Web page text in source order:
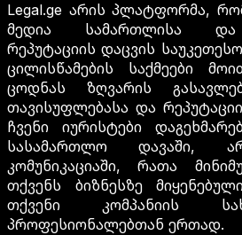
Legal.ge არის პლატფორმა,
მედია სამართლისა და
რეპუტაციის დაცვის
ცილისწამების საქმეები
ცოდნას ზღვარის
თავისუფლებასა და
ჩვენი იურისტები
სასამართლო დავაში,
კომუნიკაციაში, რათა
თქვენს ბიზნესზე
თქვენი კომპანიის
პროფესიონალებთან ერთად.